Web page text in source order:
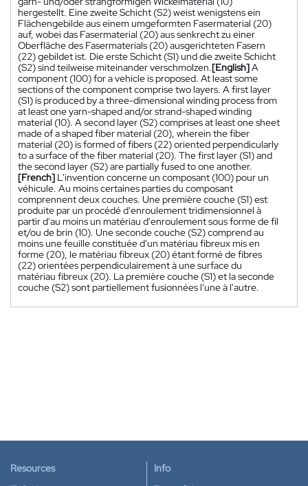
hergestellt. Eine zweite Schicht (S2) weist wenigstens ein
Flächengebilde aus einem umgeformten Fasermaterial (20)
auf, wobei das Fasermaterial (20) aus senkrecht zu einer
Oberfläche des Fasermaterials (20) ausgerichteten Fasern
(22) gebildet ist. Die erste Schicht (S1) und die zweite Schicht
(S2) sind teilweise miteinander verschmolzen.[English]A
component (100) for a vehicle is proposed. At least some
sections of the component comprise two layers. A first layer
(S1) is produced by a three-dimensional winding process from
at least one yarn-shaped and/or strand-shaped winding
material (10). A second layer (S2) comprises at least one sheet
made of a shaped fiber material (20), wherein the fiber
material (20) is formed of fibers (22) oriented perpendicularly
to a surface of the fiber material (20). The first layer (S1) and
the second layer (S2) are partially fused to one another.
[French] L'invention concerne un composant (100) pour un
véhicule. Au moins certaines parties du composant
comprennent deux couches. Une première couche (S1) est
produite par un procédé d'enroulement tridimensionnel à
partir d'au moins un matériau d'enroulement sous forme de fil
et/ou de brin (10). Une seconde couche (S2) comprend au
moins une feuille constituée d'un matériau fibreux mis en
forme (20), le matériau fibreux (20) étant formé de fibres
(22) orientées perpendiculairement à une surface du
matériau fibreux (20). La première couche (S1) et la seconde
couche (S2) sont partiellement fusionnées l'une à l'autre.
Resources Info